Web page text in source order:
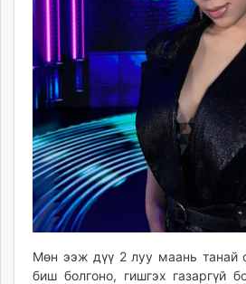
Мөн ээж дүү 2 луу маань танай
биш болгоно, гишгэх газаргүй